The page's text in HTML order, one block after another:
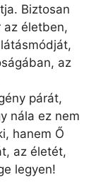
Biztosan
az életben,
az
párát,
nála ez nem
hanem Ő
az életét,
legyen!